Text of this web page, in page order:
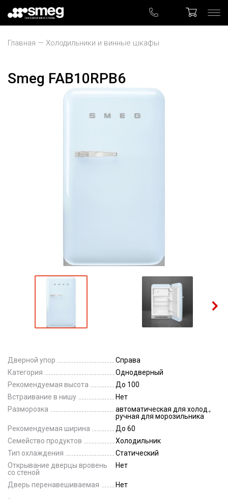
Главная Холодильники и винные шкафы
Smeg FAB10RPB6
Дверной упор
Справа
Категория
Однодверный
Рекомендуемая высота
До 100
Встраивание в нишу
Нет
Разморозка
автоматическая для холод.,
ручная для морозильника
Рекомендуемая ширина
До 60
Семейство продуктов
Холодильник
Тип охлаждения
Статический
Открывание дверцы вровень
со стеной
Нет
Дверь перенавешиваемая Нет